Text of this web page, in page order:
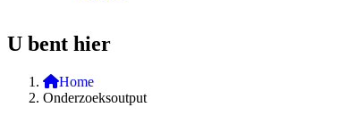
U bent hier
Home
Onderzoeksoutput